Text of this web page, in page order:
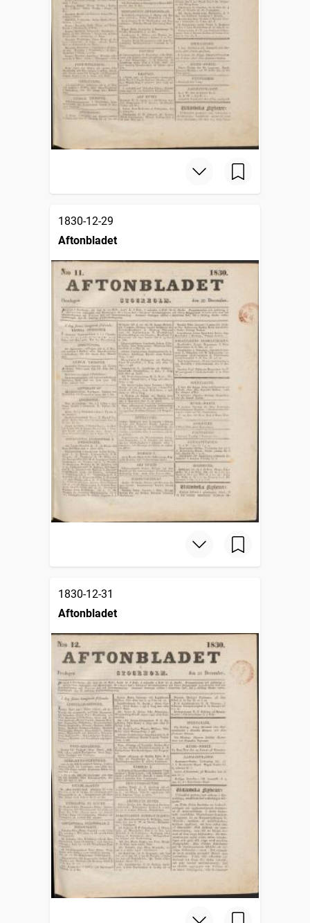
1830-12-29
Aftonbladet
1830-12-31
Aftonbladet